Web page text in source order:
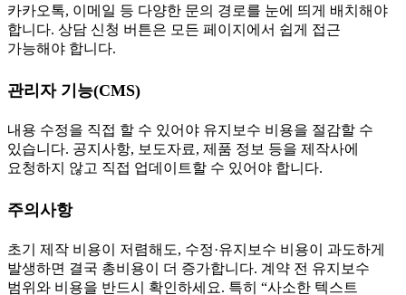
카카오톡, 이메일 등 다양한 문의 경로를 눈에 띄게 배치해야
합니다. 상담 신청 버튼은 모든 페이지에서 쉽게 접근
가능해야 합니다.
관리자 기능(CMS)
내용 수정을 직접 할 수 있어야 유지보수 비용을 절감할 수
있습니다. 공지사항, 보도자료, 제품 정보 등을 제작사에
요청하지 않고 직접 업데이트할 수 있어야 합니다.
주의사항
초기 제작 비용이 저렴해도, 수정·유지보수 비용이 과도하게
발생하면 결국 총비용이 더 증가합니다. 계약 전 유지보수
범위와 비용을 반드시 확인하세요. 특히 “사소한 텍스트